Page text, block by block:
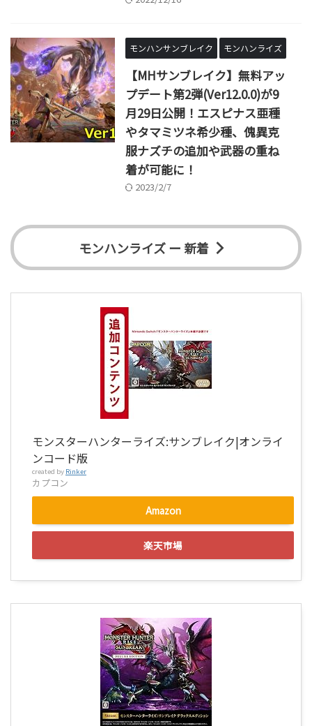
モンハンサンブレイク モンハンライズ
【MHサンブレイク】無料アッ
プデート第2弾(Ver12.0.0)が9
月29日公開！エスピナス亜種
やタマミツネ希少種、傀異克
服ナズチの追加や武器の重ね
着が可能に！
2023/2/7
モンハンライズ ー 新着
モンスターハンターライズ:サンブレイク|オンライ
ンコード版
created by Rinker
カプコン
Amazon
楽天市場